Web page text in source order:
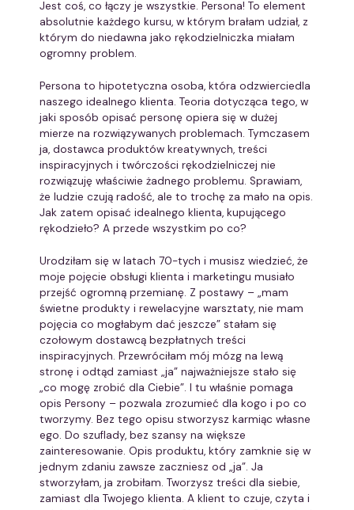
Jest coś, co łączy je wszystkie. Persona! To element
absolutnie każdego kursu, w którym brałam udział, z
którym do niedawna jako rękodzielniczka miałam
ogromny problem.
Persona to hipotetyczna osoba, która odzwierciedla
naszego idealnego klienta. Teoria dotycząca tego, w
jaki sposób opisać personę opiera się w dużej
mierze na rozwiązywanych problemach. Tymczasem
ja, dostawca produktów kreatywnych, treści
inspiracyjnych i twórczości rękodzielniczej nie
rozwiązuję właściwie żadnego problemu. Sprawiam,
że ludzie czują radość, ale to trochę za mało na opis.
Jak zatem opisać idealnego klienta, kupującego
rękodzieło? A przede wszystkim po co?
Urodziłam się w latach 70-tych i musisz wiedzieć, że
moje pojęcie obsługi klienta i marketingu musiało
przejść ogromną przemianę. Z postawy – „mam
świetne produkty i rewelacyjne warsztaty, nie mam
pojęcia co mogłabym dać jeszcze” stałam się
czołowym dostawcą bezpłatnych treści
inspiracyjnych. Przewróciłam mój mózg na lewą
stronę i odtąd zamiast „ja” najważniejsze stało się
„co mogę zrobić dla Ciebie”. I tu właśnie pomaga
opis Persony – pozwala zrozumieć dla kogo i po co
tworzymy. Bez tego opisu stworzysz karmiąc własne
ego. Do szuflady, bez szansy na większe
zainteresowanie. Opis produktu, który zamknie się w
jednym zdaniu zawsze zaczniesz od „ja”. Ja
stworzyłam, ja zrobiłam. Tworzysz treści dla siebie,
zamiast dla Twojego klienta. A klient to czuje, czyta i